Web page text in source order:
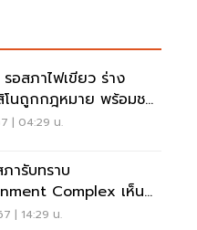
อสภาไฟเขียว ร่าง
โนถูกกฎหมาย พร้อมชง
| 04:29 น.
ารับทราบ
Complex เห็น
สียง ชง รัฐบาลรับลูก
| 14:29 น.